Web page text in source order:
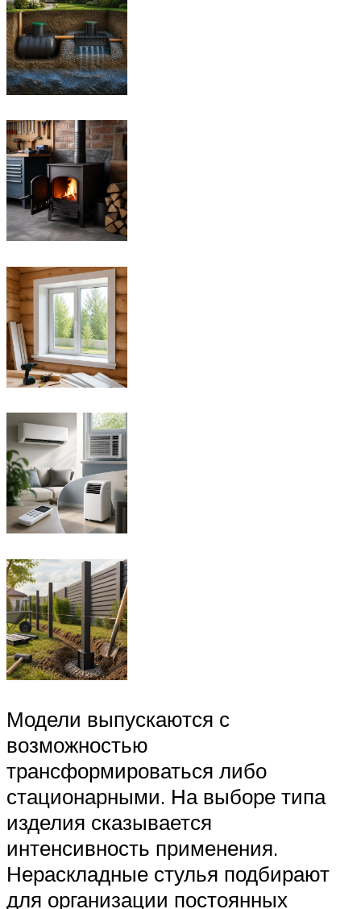
Модели выпускаются с
возможностью
трансформироваться либо
стационарными. На выборе типа
изделия сказывается
интенсивность применения.
Нераскладные стулья подбирают
для организации постоянных